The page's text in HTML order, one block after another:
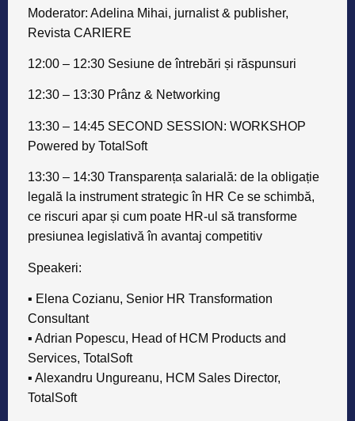
Moderator: Adelina Mihai, jurnalist & publisher,
Revista CARIERE
​​12:00 – 12:30 Sesiune de întrebări și răspunsuri
12:30 – 13:30 Prânz & Networking
13:30 – 14:45 SECOND SESSION: WORKSHOP
Powered by TotalSoft
​​13:30 – 14:30 Transparența salarială: de la obligație
legală la instrument strategic în HR Ce se schimbă,
ce riscuri apar și cum poate HR-ul să transforme
presiunea legislativă în avantaj competitiv
Speakeri:
​​▪ Elena Cozianu, Senior HR Transformation
Consultant
▪ Adrian Popescu, Head of HCM Products and
Services, TotalSoft
▪ Alexandru Ungureanu, HCM Sales Director,
TotalSoft